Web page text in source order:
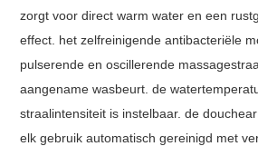
zorgt voor direct warm water en een
effect. het zelfreinigende antibacteriële
pulserende en oscillerende
aangename wasbeurt. de
straalintensiteit is instelbaar. de
elk gebruik automatisch gereinigd met